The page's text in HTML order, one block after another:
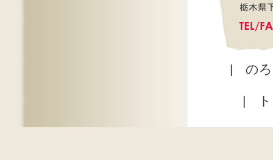
| の
|